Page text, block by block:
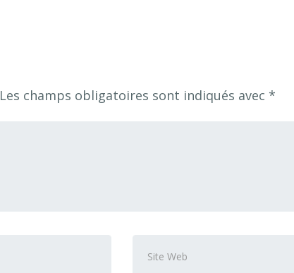
Les champs obligatoires sont indiqués avec *
Web